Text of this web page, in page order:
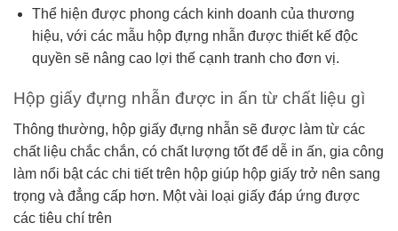
Thể hiện được phong cách kinh doanh của thương
hiệu, với các mẫu hộp đựng nhẫn được thiết kế độc
quyền sẽ nâng cao lợi thế cạnh tranh cho đơn vị.
Hộp giấy đựng nhẫn được in ấn từ chất liệu gì
Thông thường, hộp giấy đựng nhẫn sẽ được làm từ các
chất liệu chắc chắn, có chất lượng tốt để dễ in ấn, gia công
làm nổi bật các chi tiết trên hộp giúp hộp giấy trở nên sang
trọng và đẳng cấp hơn. Một vài loại giấy đáp ứng được
các tiêu chí trên